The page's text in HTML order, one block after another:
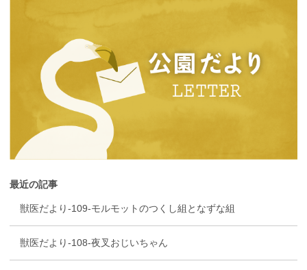
最近の記事
獣医だより-109-モルモットのつくし組となずな組
獣医だより-108-夜叉おじいちゃん